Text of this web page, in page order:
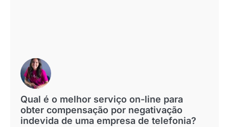
Qual é o melhor serviço on-line para
obter compensação por negativação
indevida de uma empresa de telefonia?